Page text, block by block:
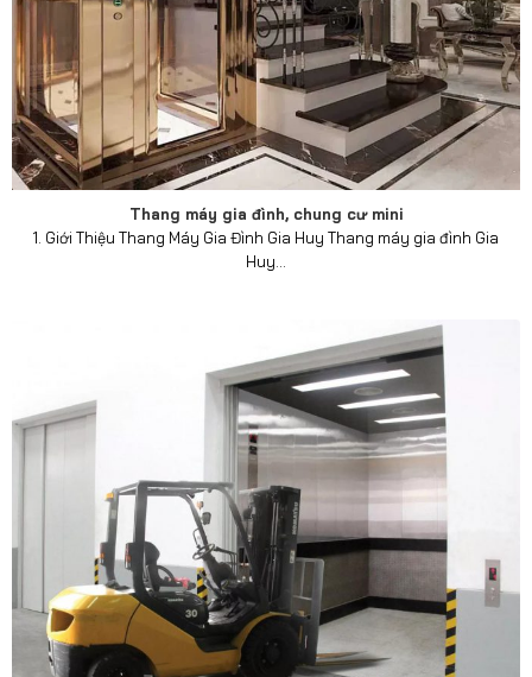
Thang máy gia đình, chung cư mini
1. Giới Thiệu Thang Máy Gia Đình Gia Huy Thang máy gia đình Gia
Huy...